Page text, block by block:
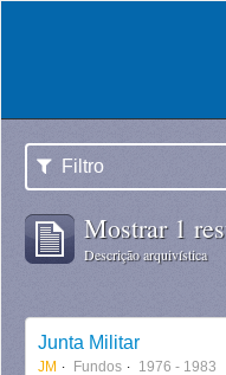
Filtro
Mostrar 1
Descrição arquivística
Junta Militar
JM Fundos 1976 - 1983